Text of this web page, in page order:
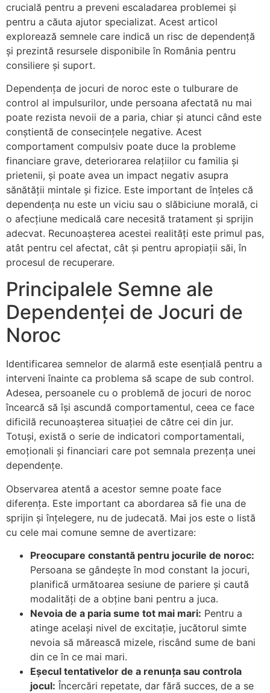
crucială pentru a preveni escaladarea problemei și
pentru a căuta ajutor specializat. Acest articol
explorează semnele care indică un risc de dependență
și prezintă resursele disponibile în România pentru
consiliere și suport.
Dependența de jocuri de noroc este o tulburare de
control al impulsurilor, unde persoana afectată nu mai
poate rezista nevoii de a paria, chiar și atunci când este
conștientă de consecințele negative. Acest
comportament compulsiv poate duce la probleme
financiare grave, deteriorarea relațiilor cu familia și
prietenii, și poate avea un impact negativ asupra
sănătății mintale și fizice. Este important de înțeles că
dependența nu este un viciu sau o slăbiciune morală, ci
o afecțiune medicală care necesită tratament și sprijin
adecvat. Recunoașterea acestei realități este primul pas,
atât pentru cel afectat, cât și pentru apropiații săi, în
procesul de recuperare.
Principalele Semne ale
Dependenței de Jocuri de
Noroc
Identificarea semnelor de alarmă este esențială pentru a
interveni înainte ca problema să scape de sub control.
Adesea, persoanele cu o problemă de jocuri de noroc
încearcă să își ascundă comportamentul, ceea ce face
dificilă recunoașterea situației de către cei din jur.
Totuși, există o serie de indicatori comportamentali,
emoționali și financiari care pot semnala prezența unei
dependențe.
Observarea atentă a acestor semne poate face
diferența. Este important ca abordarea să fie una de
sprijin și înțelegere, nu de judecată. Mai jos este o listă
cu cele mai comune semne de avertizare:
Preocupare constantă pentru jocurile de noroc:
Persoana se gândește în mod constant la jocuri,
planifică următoarea sesiune de pariere și caută
modalități de a obține bani pentru a juca.
Nevoia de a paria sume tot mai mari: Pentru a
atinge același nivel de excitație, jucătorul simte
nevoia să mărească mizele, riscând sume de bani
din ce în ce mai mari.
Eșecul tentativelor de a renunța sau controla
jocul: Încercări repetate, dar fără succes, de a se